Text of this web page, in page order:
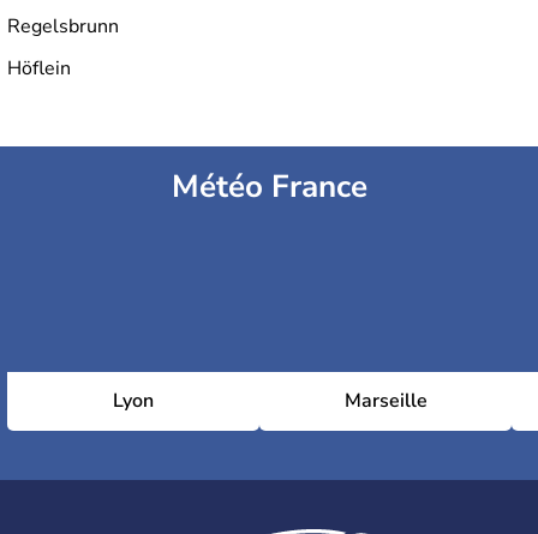
Regelsbrunn
Höflein
Météo France
Lyon Marseille